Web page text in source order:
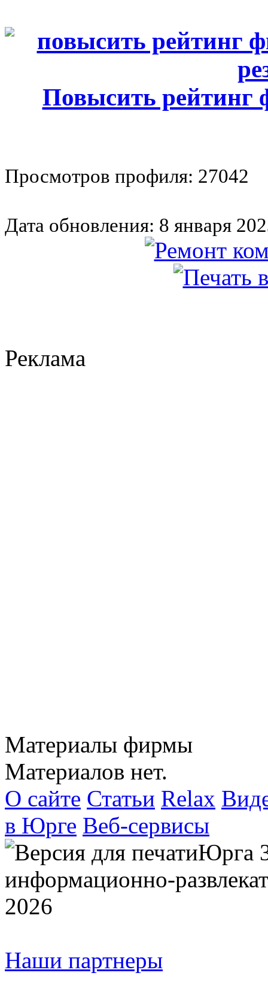
Повысить рейтинг
Просмотров профиля: 27042
Дата обновления: 8 января
Реклама
Материалы фирмы
Материалов нет.
О сайте Статьи Relax
в Юрге Веб-сервисы
Юрга
информационно-
2026
Наши партнеры